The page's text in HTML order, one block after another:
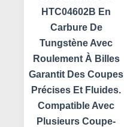
HTC04602B En
Carbure De
Tungstène Avec
Roulement À Billes
Garantit Des Coupes
Précises Et Fluides.
Compatible Avec
Plusieurs Coupe-